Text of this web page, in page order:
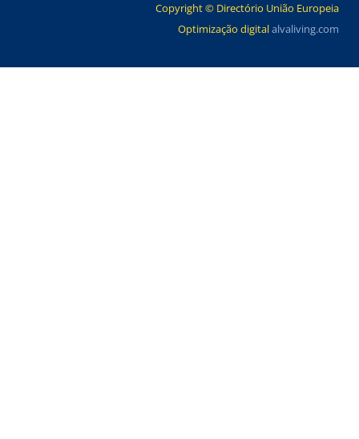
Copyright © Directório União Europeia
Optimização digitalalvaliving.com